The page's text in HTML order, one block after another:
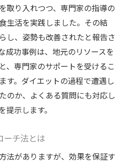
取り入れつつ、専門家の指導の
生活を実践しました。その結
し、姿勢も改善されたと報告さ
成功事例は、地元のリソースを
、専門家のサポートを受けるこ
す。ダイエットの過程で遭遇し
のか、よくある質問にも対応し
示します。
ーチ法とは
法がありますが、効果を保証す